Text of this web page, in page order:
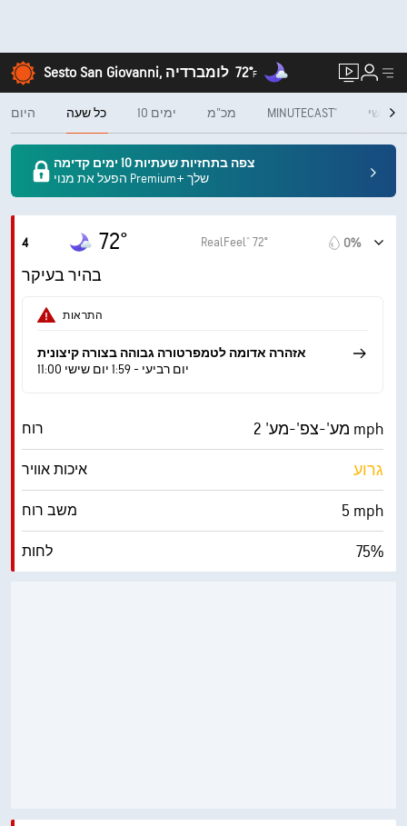
Sesto San Giovanni, לומברדיה 72°F
היום כל שעה 10 ימים מכ"מ MINUTECAST® חודשי
צפה בתחזיות שעתיות 10 ימים קדימה
הפעל את מנוי Premium+ שלך
4 72° RealFeel® 72° 0%
בהיר בעיקר
התראות
אזהרה אדומה לטמפרטורה גבוהה בצורה קיצונית
11:00 יום רביעי - 1:59 יום שישי
רוח מע'-צפ'-מע' 2 mph
איכות אוויר גרוע
משב רוח 5 mph
לחות 75%